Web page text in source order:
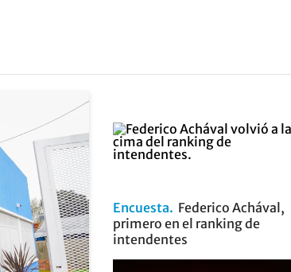
Encuesta
Federico Achával,
primero en el ranking de
intendentes